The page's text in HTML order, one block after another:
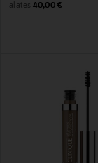
alates Original Price
40,00 €